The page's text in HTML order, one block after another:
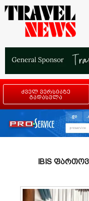
ძველ ვერსიაზე
გადასვლა
IBIS